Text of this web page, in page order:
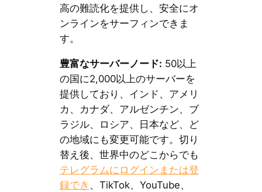
高の難読化を提供し、安全にオ
ンラインをサーフィンできま
す。
豊富なサーバーノード: 50以上
の国に2,000以上のサーバーを
提供しており、インド、アメリ
カ、カナダ、アルゼンチン、ブ
ラジル、ロシア、日本など、ど
の地域にも変更可能です。切り
替え後、世界中のどこからでも
テレグラムにログインまたは登
録でき 、TikTok、YouTube、